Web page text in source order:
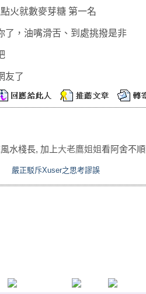
火就數麥芽糖 第一名
了，油嘴滑舌、到處挑撥是非
友了
水棧長, 加上大老鷹姐姐看阿舍不
嚴正駁斥Xuser之思考謬誤